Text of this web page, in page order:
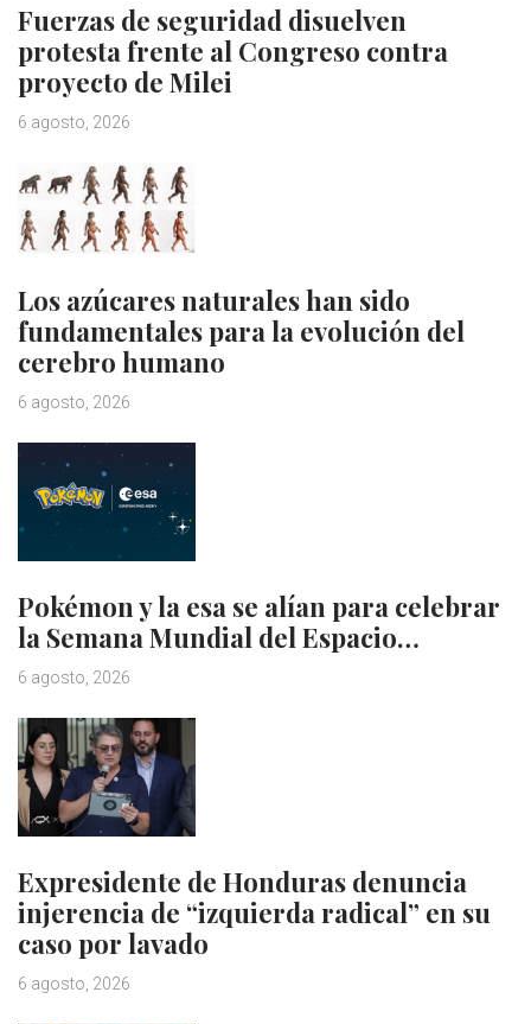
Fuerzas de seguridad disuelven
protesta frente al Congreso contra
proyecto de Milei
6 agosto, 2026
Los azúcares naturales han sido
fundamentales para la evolución del
cerebro humano
6 agosto, 2026
Pokémon y la esa se alían para celebrar
la Semana Mundial del Espacio…
6 agosto, 2026
Expresidente de Honduras denuncia
injerencia de “izquierda radical” en su
caso por lavado
6 agosto, 2026